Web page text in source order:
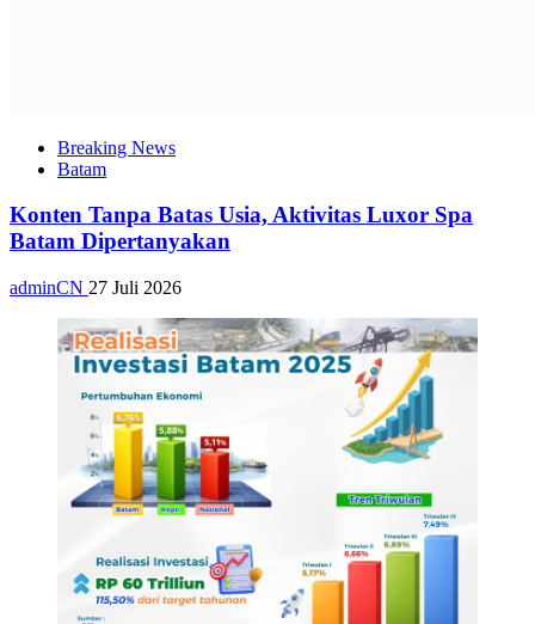
Breaking News
Batam
Konten Tanpa Batas Usia, Aktivitas Luxor Spa
Batam Dipertanyakan
adminCN 27 Juli 2026